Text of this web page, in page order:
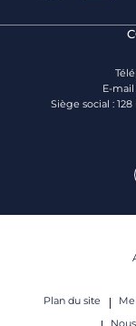
E-mail
Siège social :
Plan du site